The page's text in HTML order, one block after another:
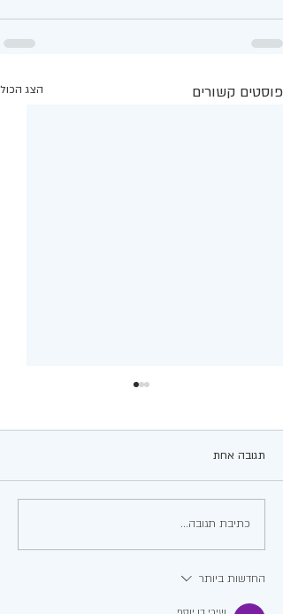
פוסטים קשורים הצג הכול
תגובה אחת
כתיבת תגובה...
החדשות ביותר